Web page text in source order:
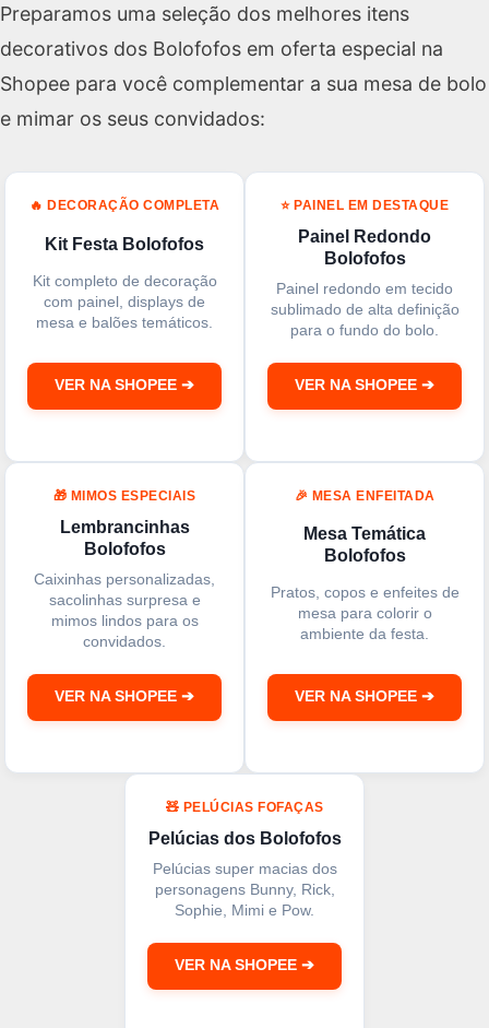
Preparamos uma seleção dos melhores itens
decorativos dos Bolofofos em oferta especial na
Shopee para você complementar a sua mesa de bolo
e mimar os seus convidados:
🔥 DECORAÇÃO COMPLETA
Kit Festa Bolofofos
Kit completo de decoração
com painel, displays de
mesa e balões temáticos.
VER NA SHOPEE ➔
⭐ PAINEL EM DESTAQUE
Painel Redondo
Bolofofos
Painel redondo em tecido
sublimado de alta definição
para o fundo do bolo.
VER NA SHOPEE ➔
🎁 MIMOS ESPECIAIS
Lembrancinhas
Bolofofos
Caixinhas personalizadas,
sacolinhas surpresa e
mimos lindos para os
convidados.
VER NA SHOPEE ➔
🎉 MESA ENFEITADA
Mesa Temática
Bolofofos
Pratos, copos e enfeites de
mesa para colorir o
ambiente da festa.
VER NA SHOPEE ➔
🧸 PELÚCIAS FOFAÇAS
Pelúcias dos Bolofofos
Pelúcias super macias dos
personagens Bunny, Rick,
Sophie, Mimi e Pow.
VER NA SHOPEE ➔